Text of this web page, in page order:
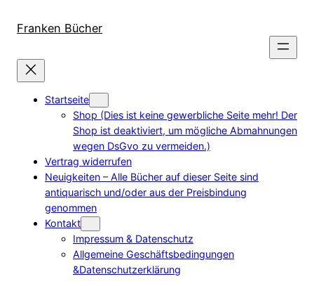
zum
wechseln
Franken Bücher
Startseite
Shop (Dies ist keine gewerbliche Seite mehr! Der
Shop ist deaktiviert, um mögliche Abmahnungen
wegen DsGvo zu vermeiden.)
Vertrag widerrufen
Neuigkeiten – Alle Bücher auf dieser Seite sind
antiquarisch und/oder aus der Preisbindung
genommen
Kontakt
Impressum & Datenschutz
Allgemeine Geschäftsbedingungen
&Datenschutzerklärung